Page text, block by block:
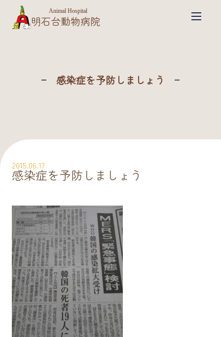
Animal Hospital
明石台動物病院
感染症を予防しましょう
2015.06.17
感染症を予防しましょう